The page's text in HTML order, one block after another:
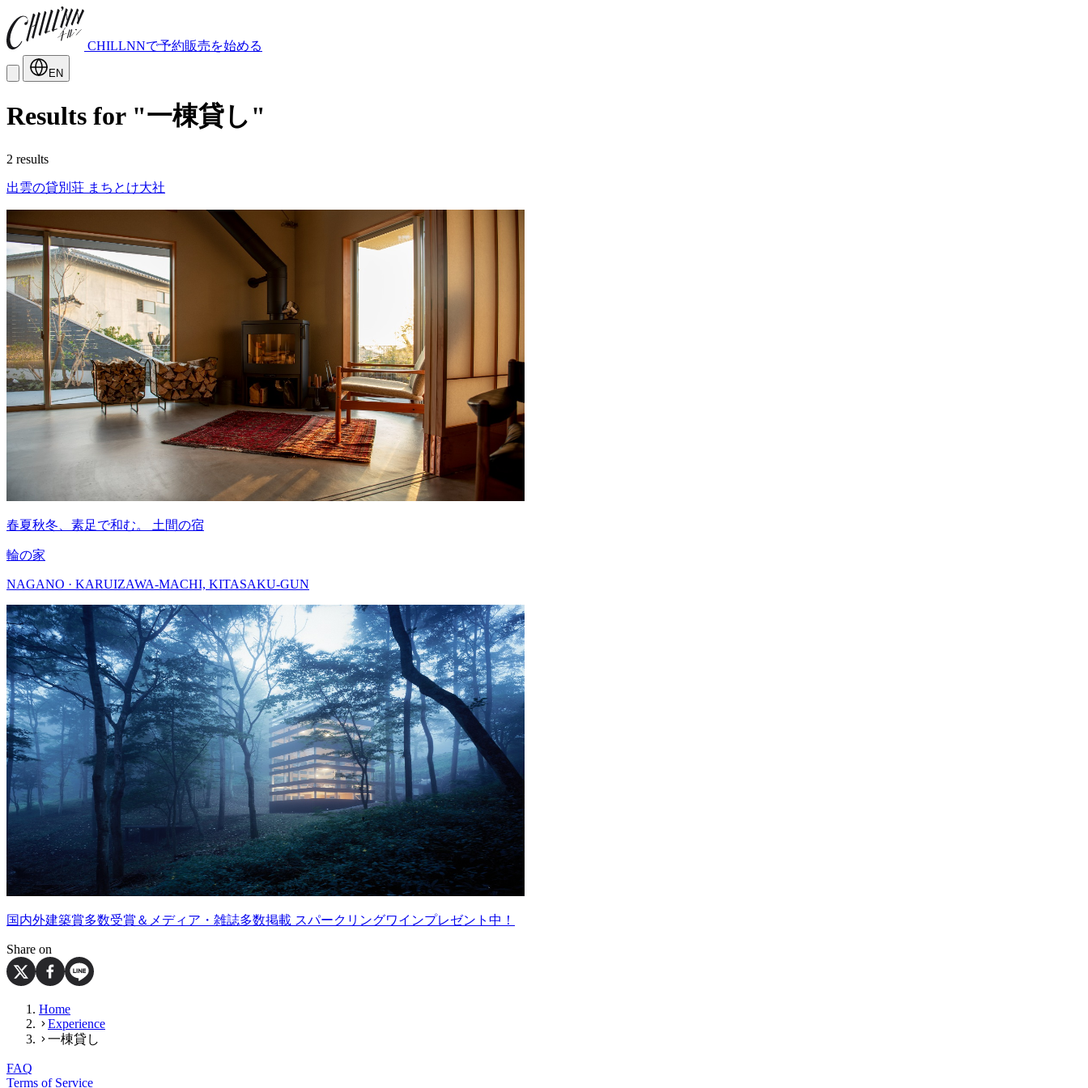
CHILLNNで予約販売を始める
EN
Results for "一棟貸し"
2 results
出雲の貸別荘 まちとけ大社
春夏秋冬、素足で和む。 土間の宿
輪の家
NAGANO · KARUIZAWA-MACHI, KITASAKU-GUN
国内外建築賞多数受賞＆メディア・雑誌多数掲載 スパークリングワインプレゼント中！
Share on
Home
Experience
一棟貸し
FAQ
Terms of Service